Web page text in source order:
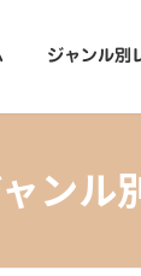
ジャンル別
ンル